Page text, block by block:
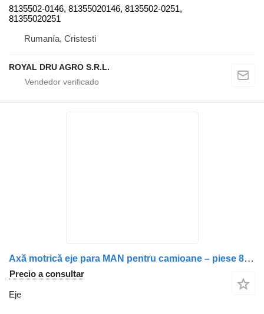
8135502-0146, 81355020146, 8135502-0251,
81355020251
Rumanía, Cristesti
ROYAL DRU AGRO S.R.L.
Axă motrică eje para MAN pentru camioane – piese 81350037631, 81350037681, 81350037725, 81350037801, 81350037804 camión
Precio a consultar
Eje